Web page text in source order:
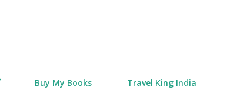
Buy My Books Travel King India